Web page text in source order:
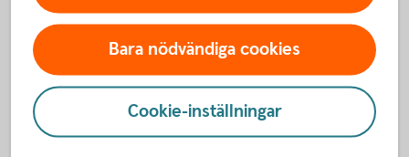
Bara nödvändiga cookies
Cookie-inställningar